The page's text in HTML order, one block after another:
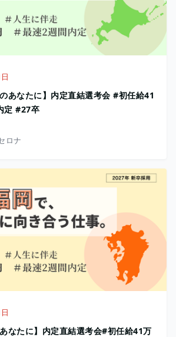
あなたに】内定直結選考会 #初任給41
定 #27卒
ロナ
なたに】内定直結選考会#初任給41万